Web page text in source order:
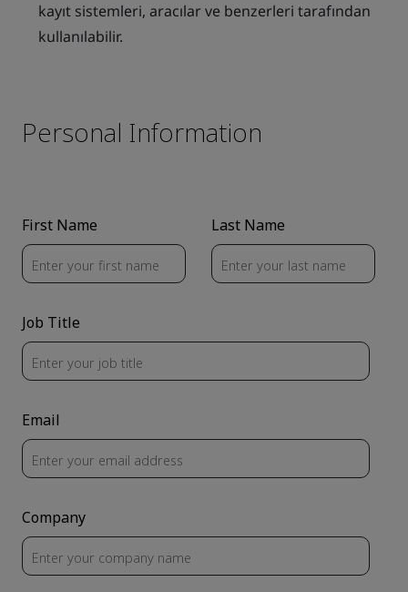
kayıt sistemleri, aracılar ve benzerleri tarafından
kullanılabilir.